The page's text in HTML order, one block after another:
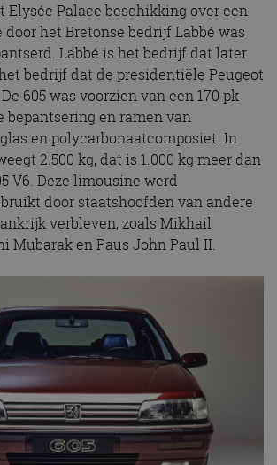
Elysée Palace beschikking over een
door het Bretonse bedrijf Labbé was
Labbé is het bedrijf dat later
bedrijf dat de presidentiële Peugeot
605 was voorzien van een 170 pk
bepantsering en ramen van
en polycarbonaatcomposiet. In
2.500 kg, dat is 1.000 kg meer dan
V6. Deze limousine werd
door staatshoofden van andere
verbleven, zoals Mikhail
Mubarak en Paus John Paul II.